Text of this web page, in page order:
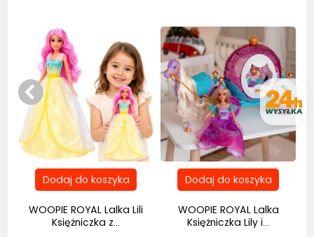
WOOPIE ROYAL Lalka Lili
Księżniczka z...
WOOPIE ROYAL Lalka
Księżniczka Lily i...